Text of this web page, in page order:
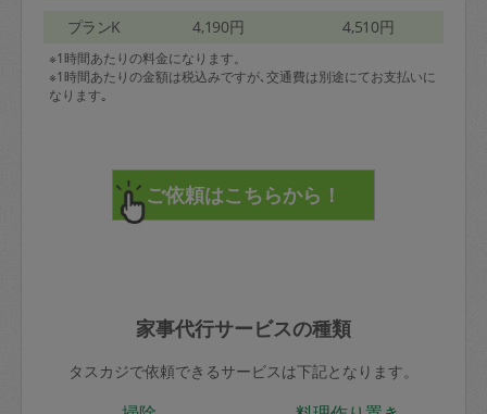
プランK 4,190円 4,510円
※1時間あたりの料金になります。
※1時間あたりの金額は税込みですが､交通費は別途にてお支払いに
なります｡
家事代行サービスの種類
タスカジで依頼できるサービスは下記となります。